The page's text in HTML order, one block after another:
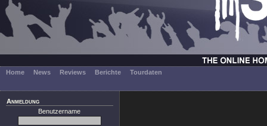
Home News Reviews Berichte Tourdaten
Anmeldung
Benutzername